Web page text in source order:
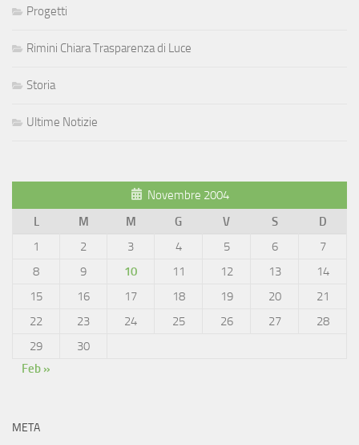
Progetti
Rimini Chiara Trasparenza di Luce
Storia
Ultime Notizie
Novembre 2004
L
M M G V S
D
1
2 3 4 5 6
7
8
9 10 11 12 13
14
15
16 17 18 19 20
21
22
23 24 25 26 27
28
29
30
Feb »
META